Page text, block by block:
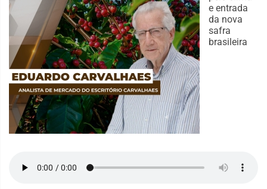
e entrada
da nova
safra
brasileira